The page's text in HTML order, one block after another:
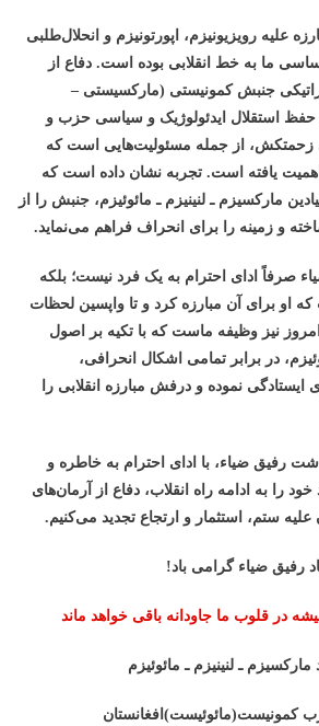
علیه رویزیونیزم، اپورتونیزم و انحلال‌طلبی
ما به خط انقلابی بوده است. دفاع از
جنبش کمونیستی (مارکسیستی –
حفظ استقلال ایدئولوژیک و سیاسی حزب و
زحمتکش، از جمله مسئولیت‌هایی است که
یافته است. تجربه نشان داده است که
مارکسیزم ـ لنینیزم ـ مائوئیزم، جنبش را از
و زمینه را برای انحراف فراهم می‌نماید.
صرفاً ادای احترام به یک فرد نیست؛ بلکه
او برای آن مبارزه کرد و تا واپسین لحظات
نیز وظیفه ماست که با تکیه بر اصول
در برابر تمامی اشکال انحرافی،
نموده و درفش مبارزه انقلابی را
رفیق ضیاء، با ادای احترام به خاطره و
را به ادامه راه انقلاب، دفاع از آرمان‌های
علیه ستم، استثمار و ارتجاع تجدید می‌کنیم.
رفیق ضیاء گرامی باد!
در قلوب ما جاودانه باقی خواهد ماند
مارکسیزم ـ لنینیزم ـ مائوئیزم
کمونیست(مائوئیست)افغانستان